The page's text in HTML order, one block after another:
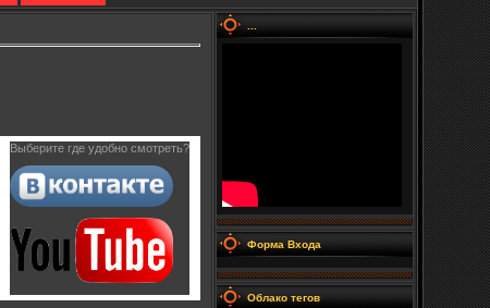
Выберите где удобно смотреть?
Форма Входа
Облако тегов